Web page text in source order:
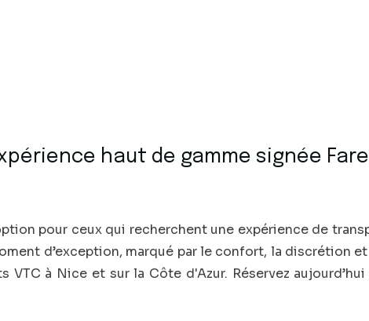
haut de gamme signée
pour ceux qui recherchent une expérience de
d’exception, marqué par le confort, la discrétion
VTC à Nice et sur la Côte d'Azur. Réservez